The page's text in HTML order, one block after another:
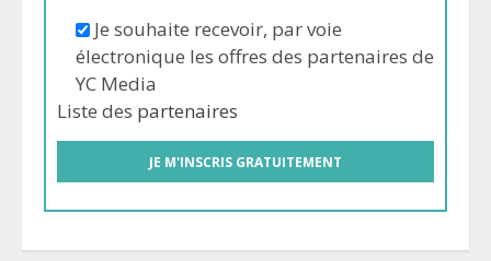
Je souhaite recevoir, par voie
électronique les offres des partenaires de
YC Media
Liste des partenaires